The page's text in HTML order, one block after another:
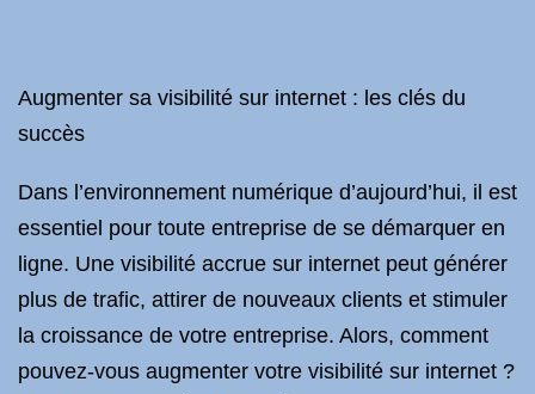
Augmenter sa visibilité sur internet : les clés du
succès
Dans l’environnement numérique d’aujourd’hui, il est
essentiel pour toute entreprise de se démarquer en
ligne. Une visibilité accrue sur internet peut générer
plus de trafic, attirer de nouveaux clients et stimuler
la croissance de votre entreprise. Alors, comment
pouvez-vous augmenter votre visibilité sur internet ?